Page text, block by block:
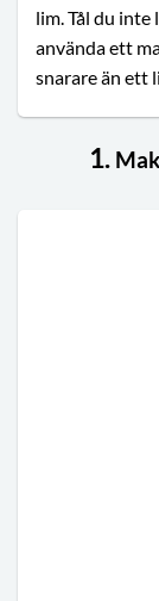
lim. Tål du
använda ett
snarare än ett
1.